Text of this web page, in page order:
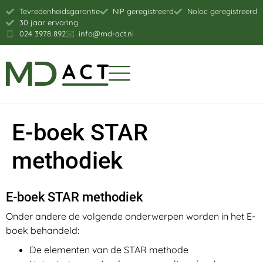
Tevredenheidsgarantie NIP geregistreerd
Noloc geregistreerd
30 jaar ervaring
024 3978 892
info@md-act.nl
E-boek STAR
methodiek
E-boek STAR methodiek
Onder andere de volgende onderwerpen worden in het E-
boek behandeld:
De elementen van de STAR methode